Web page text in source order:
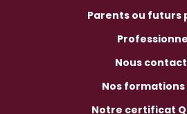
Parents ou futurs
Nous
Nos formations
Notre certificat